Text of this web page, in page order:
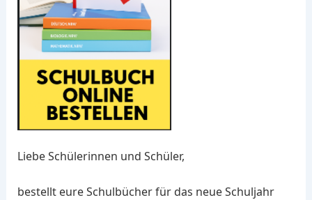
Liebe Schülerinnen und Schüler,
bestellt eure Schulbücher für das neue Schuljahr